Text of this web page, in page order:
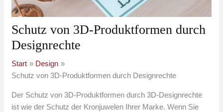
Schutz von 3D-Produktformen durch
Designrechte
Start
Design
Schutz von 3D-Produktformen durch Designrechte
Der Schutz von 3D-Produktformen durch 3D-Designrechte
ist wie der Schutz der Kronjuwelen Ihrer Marke. Wenn Sie